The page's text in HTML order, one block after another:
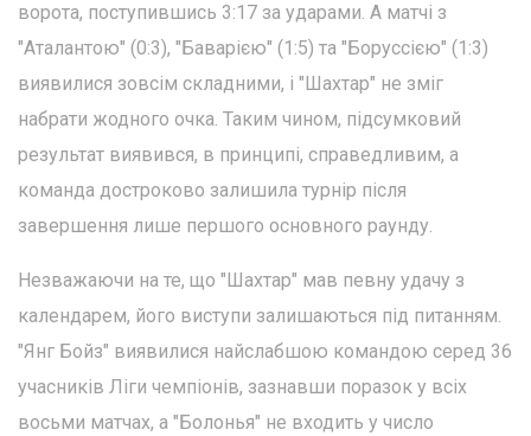
ворота, поступившись 3:17 за ударами. А матчі з
"Аталантою" (0:3), "Баварією" (1:5) та "Боруссією" (1:3)
виявилися зовсім складними, і "Шахтар" не зміг
набрати жодного очка. Таким чином, підсумковий
результат виявився, в принципі, справедливим, а
команда достроково залишила турнір після
завершення лише першого основного раунду.
Незважаючи на те, що "Шахтар" мав певну удачу з
календарем, його виступи залишаються під питанням.
"Янг Бойз" виявилися найслабшою командою серед 36
учасників Ліги чемпіонів, зазнавши поразок у всіх
восьми матчах, а "Болонья" не входить у число